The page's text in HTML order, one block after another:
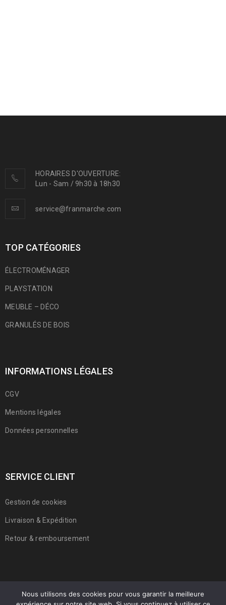
HORAIRES D'OUVERTURE:
Lun - Sam / 9h30 à 18h30
service@franmarche.com
TOP CATÉGORIES
ÉLECTROMÉNAGER
PLAYSTATION
MEUBLE – DÉCO
GRANULÉS DE BOIS
INFORMATIONS LÉGALES
CGV
Mentions légales
Données personnelles
SERVICE CLIENT
Gestion de cookies
Livraison & Expédition
Retour & remboursement
Nous utilisons des cookies pour vous garantir la meilleure